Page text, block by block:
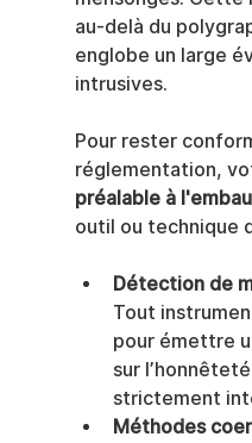
au-delà du
englobe un large
intrusives.
Pour rester
réglementation,
préalable à
outil ou technique
Détection de
Tout
pour émettre
sur
strictement
Méthodes